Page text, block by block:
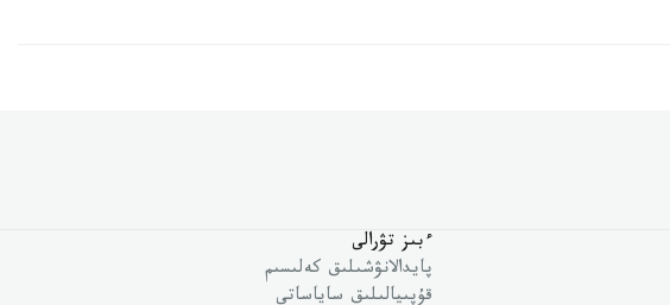
ءبىز تۋرالى
پايدالانۋشىلىق كەلىسىم
قۇپىيالىلىق ساياساتى